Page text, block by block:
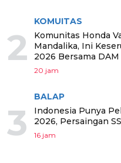
2
KOMUITAS
Komunitas Honda
Mandalika, Ini
2026 Bersama DAM
20 jam
3
BALAP
Indonesia Punya
2026, Persaingan
16 jam